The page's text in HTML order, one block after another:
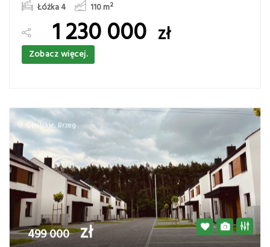
Łóżka 4 110m²
1 230 000 zł
Zobacz więcej.
Opolskie,Brzeg
499 000 zł